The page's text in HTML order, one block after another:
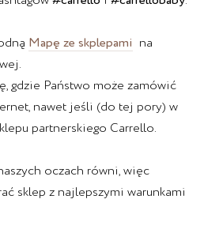
Mapę ze skplepami
na
gdzie Państwo może zamówić
nawet jeśli (do tej pory) w
partnerskiego Carrello.
oczach równi, więc
sklep z najlepszymi warunkami